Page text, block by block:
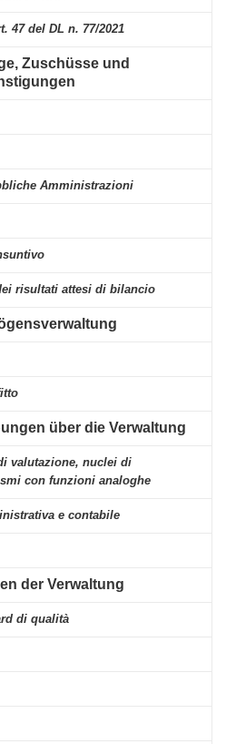
47 del DL n. 77/2021
Zuschüsse und
Amministrazioni
risultati attesi di bilancio
über die Verwaltung
valutazione, nuclei di
con funzioni analoghe
e contabile
der Verwaltung
di qualità